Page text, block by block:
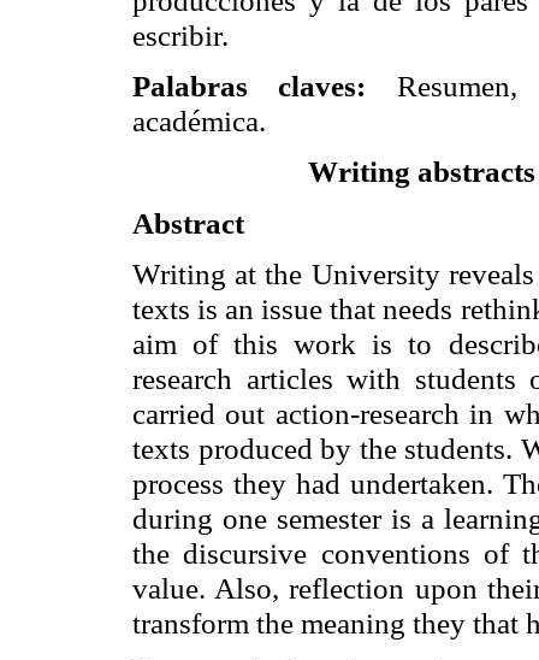
escribir.
Palabras claves:
académica.
Writing
Abstract
Writing at the University
texts is an issue that needs
aim of this work is to
research articles with
carried out action-research in
texts produced by the students.
process they had undertaken.
during one semester is a
the discursive conventions of
value. Also, reflection upon
transform the meaning they that